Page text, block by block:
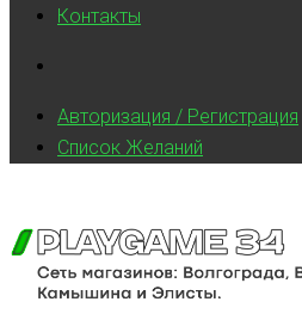
Контакты
Авторизация / Регистрация
Список Желаний